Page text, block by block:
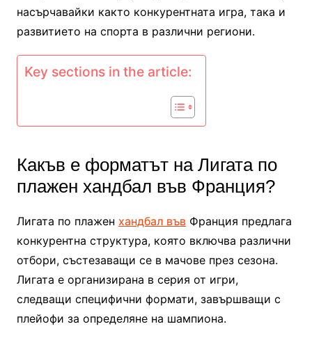
насърчавайки както конкурентната игра, така и
развитието на спорта в различни региони.
Key sections in the article:
Какъв е форматът на Лигата по
плажен хандбал във Франция?
Лигата по плажен хандбал въвФранция предлага
конкурентна структура, която включва различни
отбори, състезаващи се в мачове през сезона.
Лигата е организирана в серия от игри,
следващи специфични формати, завършващи с
плейофи за определяне на шампиона.